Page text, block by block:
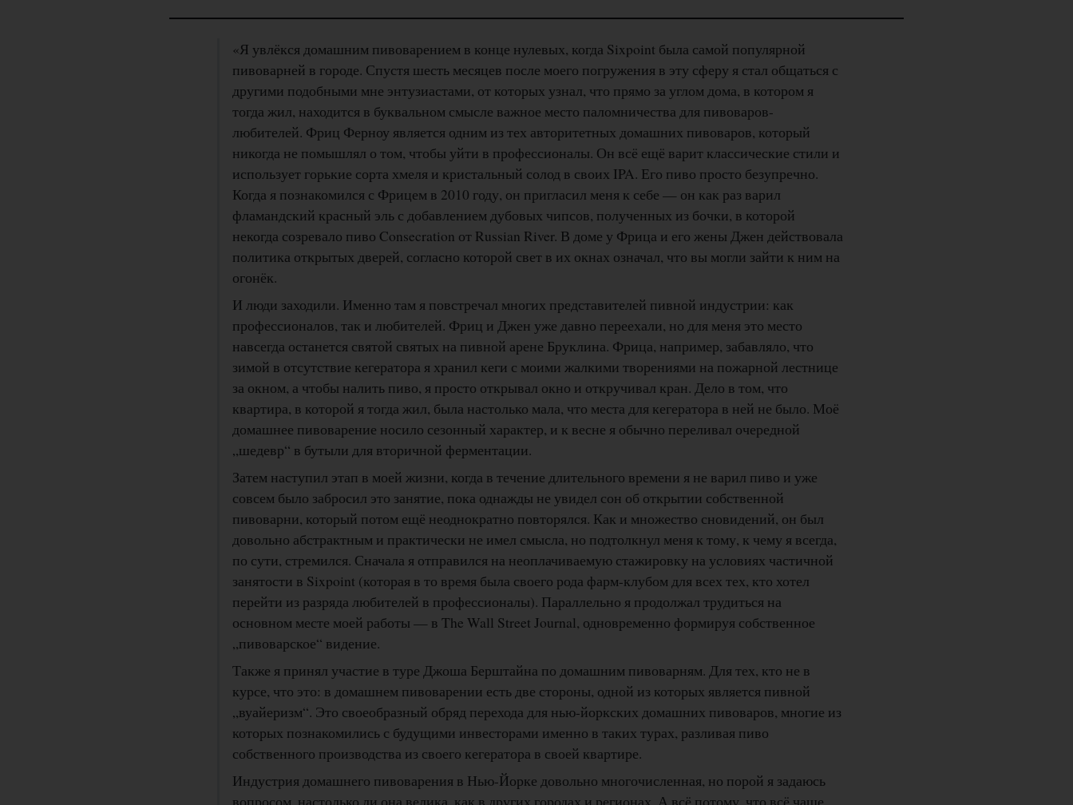
«Я увлёкся домашним пивоварением в конце нулевых, когда Sixpoint была самой популярной
пивоварней в городе. Спустя шесть месяцев после моего погружения в эту сферу я стал общаться с
другими подобными мне энтузиастами, от которых узнал, что прямо за углом дома, в котором я
тогда жил, находится в буквальном смысле важное место паломничества для пивоваров-
любителей. Фриц Ферноу является одним из тех авторитетных домашних пивоваров, который
никогда не помышлял о том, чтобы уйти в профессионалы. Он всё ещё варит классические стили и
использует горькие сорта хмеля и кристальный солод в своих IPA. Его пиво просто безупречно.
Когда я познакомился с Фрицем в 2010 году, он пригласил меня к себе — он как раз варил
фламандский красный эль с добавлением дубовых чипсов, полученных из бочки, в которой
некогда созревало пиво Consecration от Russian River. В доме у Фрица и его жены Джен действовала
политика открытых дверей, согласно которой свет в их окнах означал, что вы могли зайти к ним на
огонёк.
И люди заходили. Именно там я повстречал многих представителей пивной индустрии: как
профессионалов, так и любителей. Фриц и Джен уже давно переехали, но для меня это место
навсегда останется святой святых на пивной арене Бруклина. Фрица, например, забавляло, что
зимой в отсутствие кегератора я хранил кеги с моими жалкими творениями на пожарной лестнице
за окном, а чтобы налить пиво, я просто открывал окно и откручивал кран. Дело в том, что
квартира, в которой я тогда жил, была настолько мала, что места для кегератора в ней не было. Моё
домашнее пивоварение носило сезонный характер, и к весне я обычно переливал очередной
„шедевр“ в бутыли для вторичной ферментации.
Затем наступил этап в моей жизни, когда в течение длительного времени я не варил пиво и уже
совсем было забросил это занятие, пока однажды не увидел сон об открытии собственной
пивоварни, который потом ещё неоднократно повторялся. Как и множество сновидений, он был
довольно абстрактным и практически не имел смысла, но подтолкнул меня к тому, к чему я всегда,
по сути, стремился. Сначала я отправился на неоплачиваемую стажировку на условиях частичной
занятости в Sixpoint (которая в то время была своего рода фарм-клубом для всех тех, кто хотел
перейти из разряда любителей в профессионалы). Параллельно я продолжал трудиться на
основном месте моей работы — в The Wall Street Journal, одновременно формируя собственное
„пивоварское“ видение.
Также я принял участие в туре Джоша Берштайна по домашним пивоварням. Для тех, кто не в
курсе, что это: в домашнем пивоварении есть две стороны, одной из которых является пивной
„вуайеризм“. Это своеобразный обряд перехода для нью-йоркских домашних пивоваров, многие из
которых познакомились с будущими инвесторами именно в таких турах, разливая пиво
собственного производства из своего кегератора в своей квартире.
Индустрия домашнего пивоварения в Нью-Йорке довольно многочисленная, но порой я задаюсь
вопросом, настолько ли она велика, как в других городах и регионах. А всё потому, что всё чаще